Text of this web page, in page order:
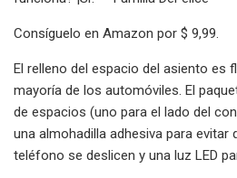
Consíguelo en Amazon por $ 9,99.
El relleno del espacio del asiento es
mayoría de los automóviles. El
de espacios (uno para el lado del
una almohadilla adhesiva para
teléfono se deslicen y una luz LED